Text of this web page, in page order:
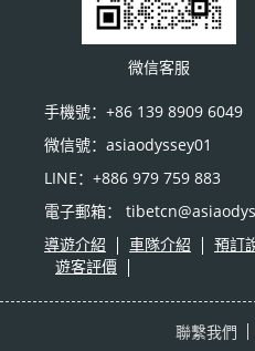
微信客服
手機號：+86 139 8909 6049
微信號：asiaodyssey01
LINE：+886 979 759 883
電子郵箱：
導遊介紹
車隊介紹 預訂
遊客評價
聯繫我們